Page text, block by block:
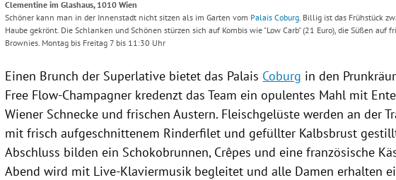
Clementine im Glashaus, 1010 Wien
Schöner kann man in der Innenstadt nicht sitzen als im Garten vom Palais Coburg . Billig ist das Frühstück
Haube gekrönt. Die Schlanken und Schönen stürzen sich auf Kombis wie "Low Carb" (21 Euro), die Süßen auf
Brownies. Montag bis Freitag 7 bis 11:30 Uhr
Einen Brunch der Superlative bietet das Palais Coburg in den
Free Flow-Champagner kredenzt das Team ein opulentes Mahl mit
Wiener Schnecke und frischen Austern. Fleischgelüste werden an der
mit frisch aufgeschnittenem Rinderfilet und gefüllter Kalbsbrust
Abschluss bilden ein Schokobrunnen, Crêpes und eine französische
Abend wird mit Live-Klaviermusik begleitet und alle Damen erhalten